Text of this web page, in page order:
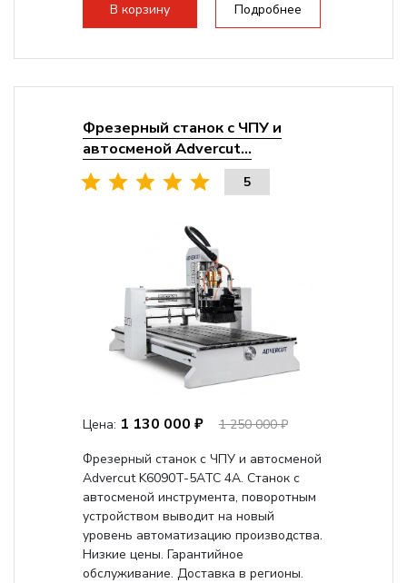
В корзину Подробнее
Фрезерный станок с ЧПУ и
автосменой Advercut...
5
Цена: 1 130 000 ₽
1 250 000 ₽
Фрезерный станок с ЧПУ и автосменой
Advercut K6090T-5ATC 4A. Станок с
автосменой инструмента, поворотным
устройством выводит на новый
уровень автоматизацию производства.
Низкие цены. Гарантийное
обслуживание. Доставка в регионы.